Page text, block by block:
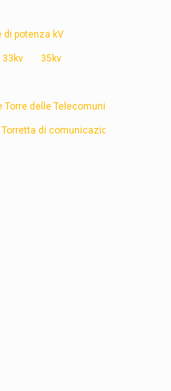
di potenza kV
33kv 35kv
Torre delle Telecomunicazioni
di comunicazione